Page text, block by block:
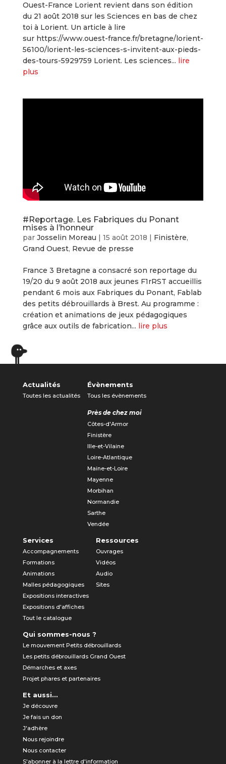
Ouest-France Lorient revient dans son édition
du 21 août 2018 sur les Sciences en bas de chez
toi à Lorient. Un article à lire
sur https://www.ouest-france.fr/bretagne/lorient-
56100/lorient-les-sciences-s-invitent-aux-pieds-
des-tours-5929759 Lorient. Les sciences... lire
plus
#Reportage. Les Fabriques du Ponant
mises à l’honneur
par Josselin Moreau | 15 août 2018 | Finistère,
Grand Ouest, Revue de presse
France 3 Bretagne a consacré son reportage du
19/20 du 9 août 2018 aux jeunes F1rRST accueillis
pendant 6 mois aux Fabriques du Ponant, Fablab
des petits débrouillards à Brest. Au programme :
création et animations de jeux pédagogiques
grâce aux outils de fabrication... lire plus
Actualités
Toutes les actualités
Évènements
Tous les évènements
Près de chez moi
Côtes-d'Armor
Finistère
Ille-et-Vilaine
Loire-Atlantique
Maine-et-Loire
Mayenne
Morbihan
Normandie
Sarthe
Vendée
Services
Accompagnements
Formations
Animations
Malles pédagogiques
Expositions interactives
Expositions d'affiches
Tout le catalogue
Ressources
Ouvrages
Vidéos
Audio
Sites
Qui sommes-nous ?
Le mouvement Petits débrouillards
Les petits débrouillards Grand Ouest
Démarches et axes
Projet phares et partenaires
Et aussi...
Je découvre
Je fais un don
J'adhère
Nous rejoindre
Nous contacter
S'abonner à la lettre d'information